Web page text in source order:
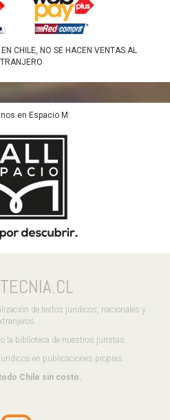
CHILE, NO SE HACEN VENTAS AL
en Espacio M:
de textos jurídicos, nacionales y
la biblioteca de nuestros juristas.
en publicaciones propias.
Chile sin costo.